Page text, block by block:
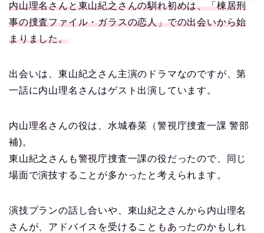
内山理名さんと東山紀之さんの馴れ初めは、「棟居刑
事の捜査ファイル・ガラスの恋人」での出会いから始
まりました。
出会いは、東山紀之さん主演のドラマなのですが、第
一話に内山理名さんはゲスト出演しています。
内山理名さんの役は、水城春菜（警視庁捜査一課 警部
補)。
東山紀之さんも警視庁捜査一課の役だったので、同じ
場面で演技することが多かったと考えられます。
演技プランの話し合いや、東山紀之さんから内山理名
さんが、アドバイスを受けることもあったのかもしれ